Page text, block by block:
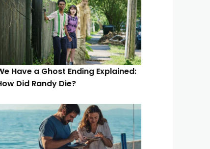
Have a Ghost Ending Explained:
Did Randy Die?